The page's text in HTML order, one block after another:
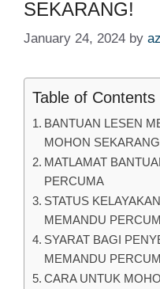
SEKARANG!
January 24, 2024 by
Table of Contents
BANTUAN LESEN
MOHON SEKARANG
MATLAMAT
PERCUMA
STATUS
MEMANDU
SYARAT BAGI
MEMANDU
CARA UNTUK